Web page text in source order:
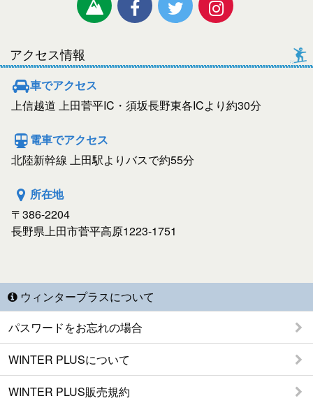
アクセス情報
車でアクセス
上信越道 上田菅平IC・須坂長野東各ICより約30分
電車でアクセス
北陸新幹線 上田駅よりバスで約55分
所在地
〒386-2204
長野県上田市菅平高原1223-1751
ウィンタープラスについて
パスワードをお忘れの場合
WINTER PLUSについて
WINTER PLUS販売規約